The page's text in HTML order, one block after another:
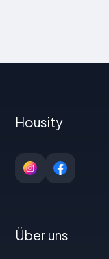
Housity
Über uns